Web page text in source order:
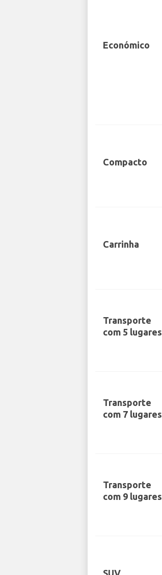
Económico
Compacto
Carrinha
Transporte
com 5 lugares
Transporte
com 7 lugares
Transporte
com 9 lugares
SUV